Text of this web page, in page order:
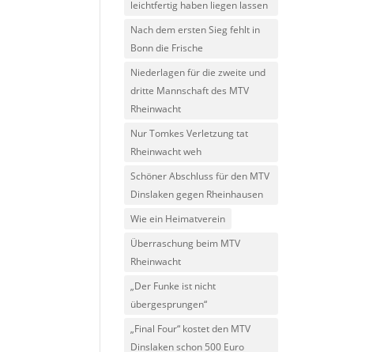
leichtfertig haben liegen lassen
Nach dem ersten Sieg fehlt in
Bonn die Frische
Niederlagen für die zweite und
dritte Mannschaft des MTV
Rheinwacht
Nur Tomkes Verletzung tat
Rheinwacht weh
Schöner Abschluss für den MTV
Dinslaken gegen Rheinhausen
Wie ein Heimatverein
Überraschung beim MTV
Rheinwacht
„Der Funke ist nicht
übergesprungen“
„Final Four“ kostet den MTV
Dinslaken schon 500 Euro